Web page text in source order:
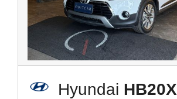
Hyundai HB20X